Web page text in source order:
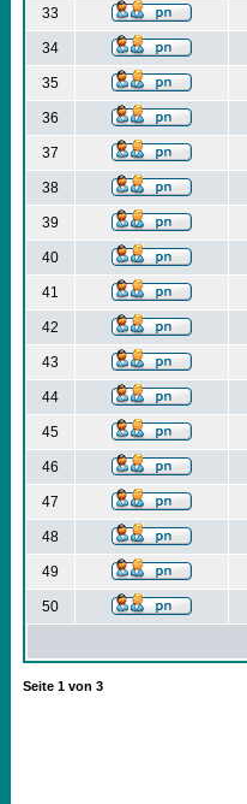
33
34
35
36
37
38
39
40
41
42
43
44
45
46
47
48
49
50
Seite 1 von 3